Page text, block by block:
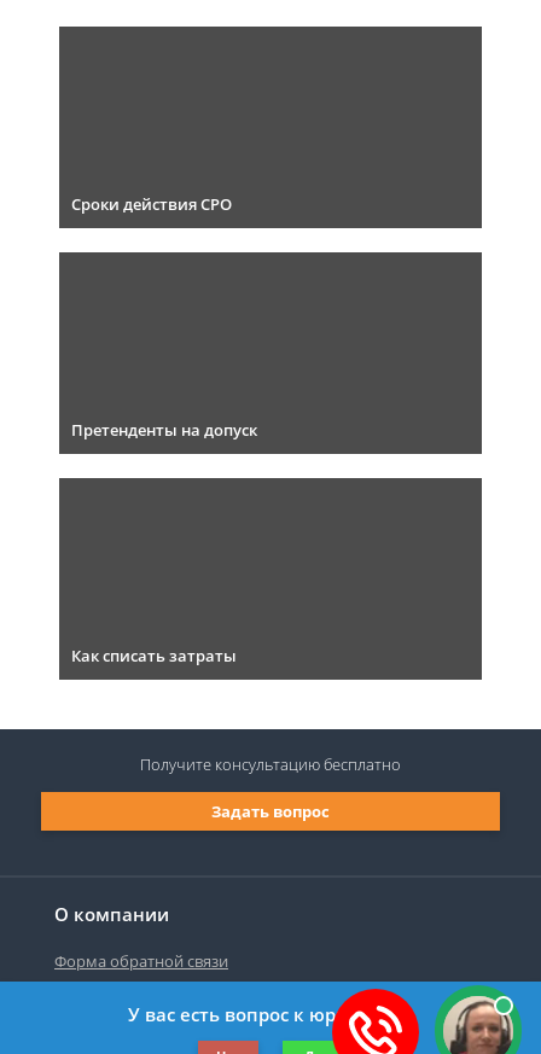
Сроки действия СРО
Претенденты на допуск
Как списать затраты
О компании
Форма обратной связи
©2019-2026 Все права защищены.
Задать вопрос
Получите консультациюбесплатно
У вас есть вопрос к юристу?